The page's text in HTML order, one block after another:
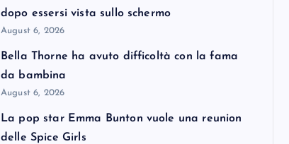
dopo essersi vista sullo schermo
August 6, 2026
Bella Thorne ha avuto difficoltà con la fama
da bambina
August 6, 2026
La pop star Emma Bunton vuole una reunion
delle Spice Girls